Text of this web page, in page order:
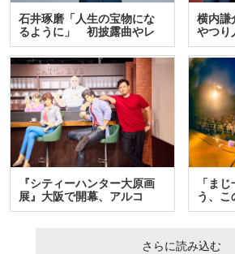
石井琢磨「人生の宝物にな
るように」 初披露曲やレ
ア…
横内謙
やつ
人…
『シティーハンター大原画
展』大阪で開幕、アルコ
＆…
「ま
う、
と…
さらに読み込む